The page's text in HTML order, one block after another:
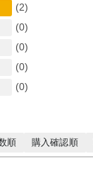
(2)
(0)
(0)
(0)
(0)
順 購入確認順